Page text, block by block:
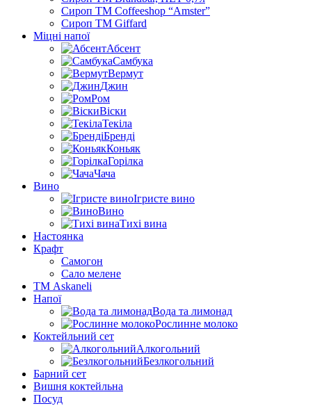
Сироп TM Coffeeshop “Amster”
Сироп TM Giffard
Міцні напої
Абсент
Самбука
Вермут
Джин
Ром
Віски
Текіла
Бренді
Коньяк
Горілка
Чача
Вино
Ігристе вино
Вино
Тихі вина
Настоянка
Крафт
Самогон
Сало мелене
ТМ Askaneli
Напої
Вода та лимонад
Рослинне молоко
Коктейльний сет
Алкогольний
Безлкогольний
Барний сет
Вишня коктейльна
Посуд